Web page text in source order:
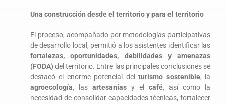
Una construcción desde el territorio y para el territorio
El proceso, acompañado por metodologías participativas
de desarrollo local, permitió a los asistentes identificar las
fortalezas, oportunidades, debilidades y amenazas
(FODA) del territorio. Entre las principales conclusiones se
destacó el enorme potencial delturismo sostenible, la
agroecología, lasartesanías y elcafé, así como la
necesidad de consolidar capacidades técnicas, fortalecer